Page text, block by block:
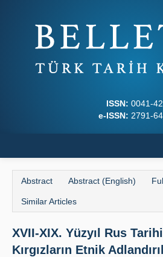
ISSN: 0041-
e-ISSN: 2791-
Journal Boards
Writing Rules
Abstract Abstract (English)
Similar Articles
XVII-XIX. Yüzyıl Rus
Kırgızların Etnik